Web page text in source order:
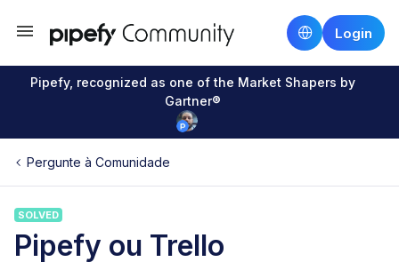
Login
Pipefy, recognized as one of the Market Shapers by
Gartner®
Pergunte à Comunidade
SOLVED
Pipefy ou Trello